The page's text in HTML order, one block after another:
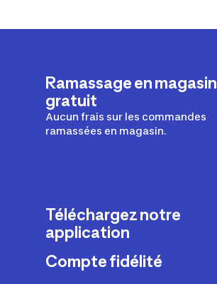
Ramassage en magasin
gratuit
Aucun frais sur les commandes
ramassées en magasin.
Téléchargez notre
application
Compte fidélité